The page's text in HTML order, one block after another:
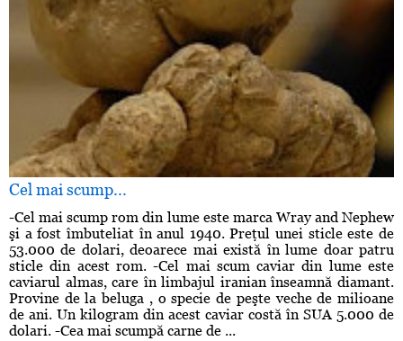
Cel mai scump...
-Cel mai scump rom din lume este marca Wray and Nephew
şi a fost îmbuteliat în anul 1940. Preţul unei sticle este de
53.000 de dolari, deoarece mai există în lume doar patru
sticle din acest rom. -Cel mai scum caviar din lume este
caviarul almas, care în limbajul iranian înseamnă diamant.
Provine de la beluga , o specie de peşte veche de milioane
de ani. Un kilogram din acest caviar costă în SUA 5.000 de
dolari. -Cea mai scumpă carne de ...